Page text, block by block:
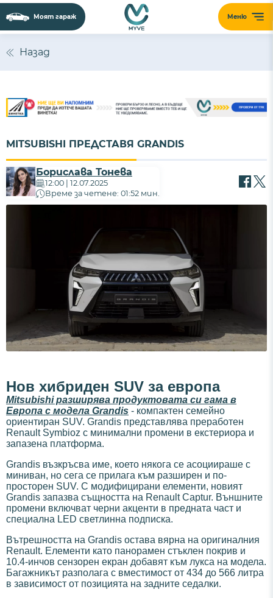
Меню
Моят гараж
Назад
MITSUBISHI ПРЕДСТАВЯ GRANDIS
Борислава Тонева
12:00 | 12.07.2025
Време за четене: 01:52 мин.
Нов хибриден SUV за европа
Mitsubishi разширява продуктовата си гама в
Европа с модела Grandis - компактен семейно
ориентиран SUV. Grandis представлява преработен
Renault Symbioz с минимални промени в екстериора и
запазена платформа.
Grandis възкръсва име, което някога се асоциираше с
миниван, но сега се прилага към разширен и по-
просторен SUV. С модифицирани елементи, новият
Grandis запазва същността на Renault Captur. Външните
промени включват черни акценти в предната част и
специална LED светлинна подписка.
Вътрешността на Grandis остава вярна на оригиналния
Renault. Елементи като панорамен стъклен покрив и
10.4-инчов сензорен екран добавят към лукса на модела.
Багажникът разполага с вместимост от 434 до 566 литра
в зависимост от позицията на задните седалки.